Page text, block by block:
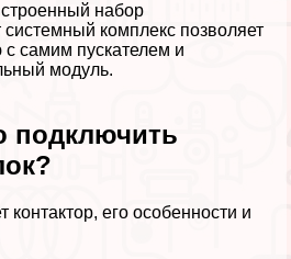
набор
системный комплекс позволяет
с самим пускателем и
модуль.
подключить
контактор, его особенности и